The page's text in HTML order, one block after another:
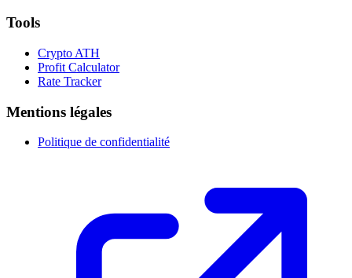
Tools
Crypto ATH
Profit Calculator
Rate Tracker
Mentions légales
Politique de confidentialité